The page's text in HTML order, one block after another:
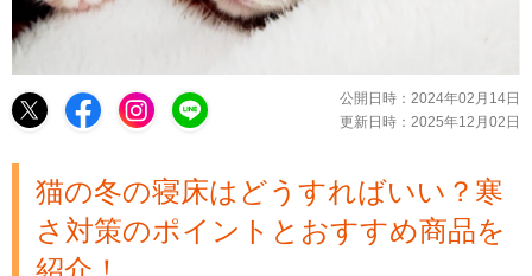
公開日時： 2024年02月14日
更新日時： 2025年12月02日
猫の冬の寝床はどうすればいい？寒
さ対策のポイントとおすすめ商品を